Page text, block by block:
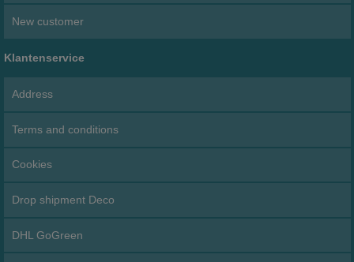
New customer
Klantenservice
Address
Terms and conditions
Cookies
Drop shipment Deco
DHL GoGreen